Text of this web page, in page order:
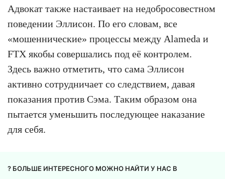
Адвокат также настаивает на недобросовестном
поведении Эллисон. По его словам, все
«мошеннические» процессы между Alameda и
FTX якобы совершались под её контролем.
Здесь важно отметить, что сама Эллисон
активно сотрудничает со следствием, давая
показания против Сэма. Таким образом она
пытается уменьшить последующее наказание
для себя.
? БОЛЬШЕ ИНТЕРЕСНОГО МОЖНО НАЙТИ У НАС В